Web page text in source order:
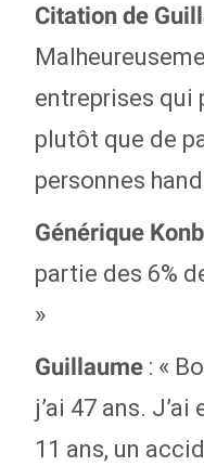
Citation de
entreprises qui
plutôt que de
personnes
Générique
partie des 6%
»
Guillaume: «
j’ai 47 ans.
11 ans, un